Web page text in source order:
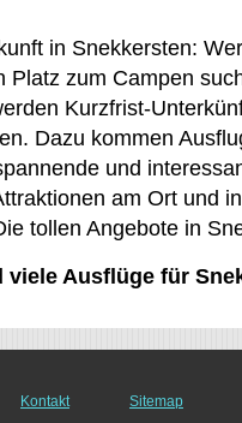
in Snekkersten:
Platz zum Campen
Kurzfrist-
Dazu kommen
und
am Ort und
tollen Angebote in
Ausflüge für
Kontakt Sitemap